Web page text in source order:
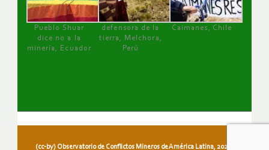
Pueblo Shuar
dice no a la
minería, Ecuador
defensora de la
tierra, Melchora,
Perú
Caimanes, Chile
(cc-by) Observatorio de Conflictos Mineros de América Latina, 2026